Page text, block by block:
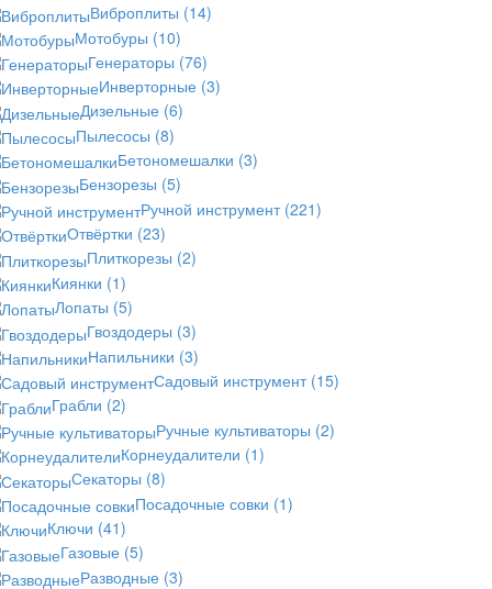
Виброплиты (14)
Мотобуры (10)
Генераторы (76)
Инверторные (3)
Дизельные (6)
Пылесосы (8)
Бетономешалки (3)
Бензорезы (5)
Ручной инструмент (221)
Отвёртки (23)
Плиткорезы (2)
Киянки (1)
Лопаты (5)
Гвоздодеры (3)
Напильники (3)
Садовый инструмент (15)
Грабли (2)
Ручные культиваторы (2)
Корнеудалители (1)
Секаторы (8)
Посадочные совки (1)
Ключи (41)
Газовые (5)
Разводные (3)